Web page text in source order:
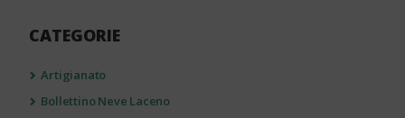
CATEGORIE
Artigianato
Bollettino Neve Laceno